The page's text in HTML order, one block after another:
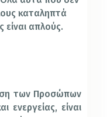
καταληπτά
είναι απλούς.
των Προσώπων
ενεργείας, είναι